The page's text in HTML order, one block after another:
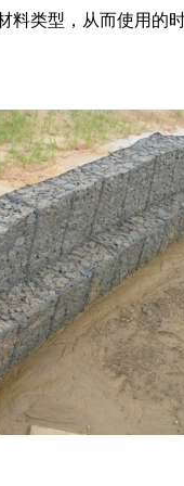
型，从而使用的